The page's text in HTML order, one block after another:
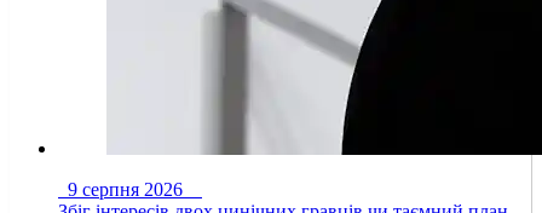
9 серпня 2026